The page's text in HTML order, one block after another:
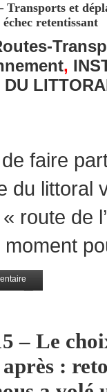
Transports et
retentissant
,
DU
faire
du
« route
– Le
: